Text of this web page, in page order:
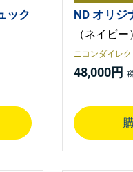
ック ND オリジ
（ネイビー）
ニコンダイレ
48,000円